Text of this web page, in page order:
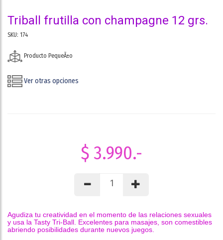
triball frutilla con champagne 12 grs.
SKU: 174
Producto PequeÃ±o
Ver otras opciones
$ 3.990.-
Agudiza tu creatividad en el momento de las relaciones sexuales
y usa la Tasty Tri-Ball. Excelentes para masajes, son comestibles
abriendo posibilidades durante nuevos juegos.